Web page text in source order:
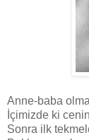
Anne-baba
İçimizde ki
Sonra ilk